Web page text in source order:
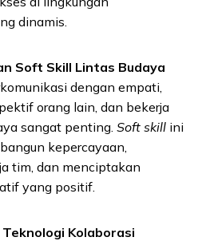
dinamis.
Soft Skill Lintas Budaya
dengan empati,
orang lain, dan bekerja
sangat penting.Soft skill ini
kepercayaan,
tim, dan menciptakan
yang positif.
Kolaborasi